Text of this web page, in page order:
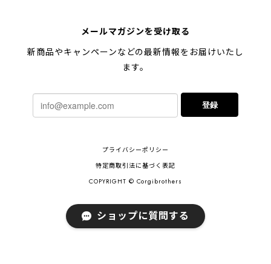
【 柴犬 毛色3色】マグカップ お家用 プレゼント コーギーブラザーズ 犬 うちの子
2024/02/10
した！とても早い対応でありがとうございました。 プ
レゼント用だったけど自分用にも買いたいと思います。
ありがとうございました！！！
メールマガジンを受け取る
新商品やキャンペーンなどの最新情報をお届けいたし
ます。
登録
プライバシーポリシー
特定商取引法に基づく表記
COPYRIGHT © Corgibrothers
ショップに質問する